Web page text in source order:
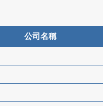
公司名稱